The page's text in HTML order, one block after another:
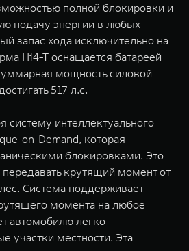
полной блокировки и
подачу энергии в любых
запас хода исключительно на
Hi4-T оснащается батареей
мощность силовой
517 л.с.
систему интеллектуального
on-Demand, которая
блокировками. Это
крутящий момент от
Система поддерживает
момента на любое
автомобилю легко
участки местности. Эта